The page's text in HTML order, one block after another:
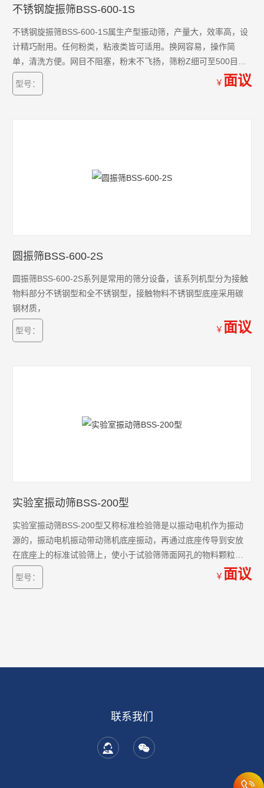
不锈钢旋振筛BSS-600-1S
不锈钢旋振筛BSS-600-1S属生产型振动筛，产量大，效率高，设
计精巧耐用。任何粉类，粘液类皆可适用。换网容易，操作简
单，清洗方便。网目不阻塞，粉末不飞扬，筛粉Z细可至500目。
杂质粗料自动排出，可以自动化作业。体积小，不占空间，移动
方便，换网快速，只需3-5分钟。
型号： ￥ 面议
圆振筛BSS-600-2S
圆振筛BSS-600-2S系列是常用的筛分设备，该系列机型分为接触
物料部分不锈钢型和全不锈钢型，接触物料不锈钢型底座采用碳
钢材质，
型号： ￥ 面议
实验室振动筛BSS-200型
实验室振动筛BSS-200型又称标准检验筛是以振动电机作为振动
源的，振动电机振动带动筛机底座振动，再通过底座传导到安放
在底座上的标准试验筛上，使小于试验筛筛面网孔的物料颗粒筛
分进下层试验筛，如此层层筛选，使每层试验筛内只留相同粒度
的物料。达到不同粒度的分离并确定此物料的粒度组成。
型号： ￥ 面议
联系我们